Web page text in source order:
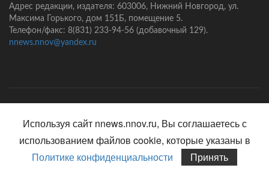
Адрес редакции, издателя: 603006, Нижний Новгород, ул.
Максима Горького, дом 151Б, помещение 5.
Телефон/факс: 8(831) 233-94-56 (добавочный 129).
nnews.nnov@yandex.ru
Используя сайт nnews.nnov.ru, Вы соглашаетесь с
использованием файлов cookie, которые указаны в
Политике конфиденциальности
Принять